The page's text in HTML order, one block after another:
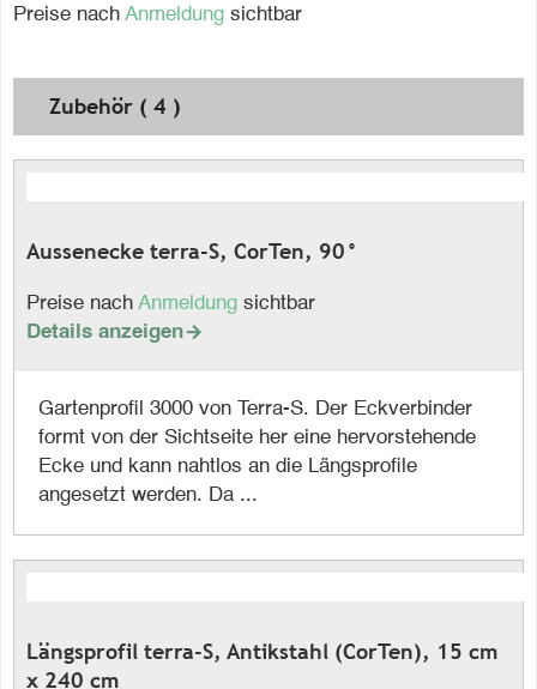
Preise nach Anmeldung sichtbar
Zubehör ( 4 )
Aussenecke terra-S, CorTen, 90°
Preise nach Anmeldung sichtbar
Details anzeigen
Gartenprofil 3000 von Terra-S. Der Eckverbinder
formt von der Sichtseite her eine hervorstehende
Ecke und kann nahtlos an die Längsprofile
angesetzt werden. Da ...
Längsprofil terra-S, Antikstahl (CorTen), 15 cm
x 240 cm